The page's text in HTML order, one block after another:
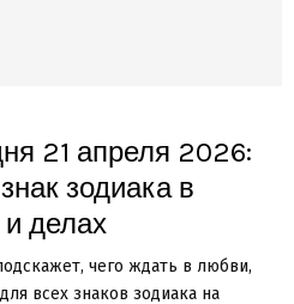
21 апреля 2026:
зодиака в
делах
чего ждать в любви,
всех знаков зодиака на